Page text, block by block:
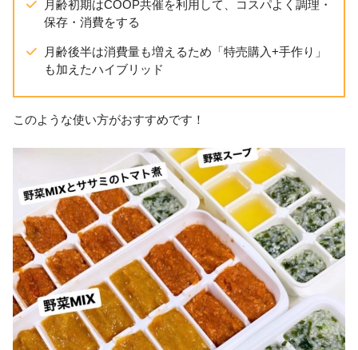
月齢初期はCOOP共催を利用して、コスパよく調理・
保存・消費をする
月齢後半は消費量も増えるため「特売購入+手作り」
も加えたハイブリッド
このような使い方がおすすめです！